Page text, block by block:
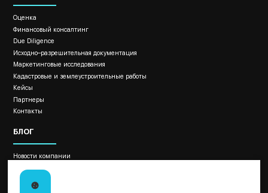
Оценка
Финансовый консалтинг
Due Diligence
Исходно–разрешительная документация
Маркетинговые исследования
Кадастровые и землеустроительные работы
Кейсы
Партнеры
Контакты
БЛОГ
Новости компании
Как провести оценку бизнеса?